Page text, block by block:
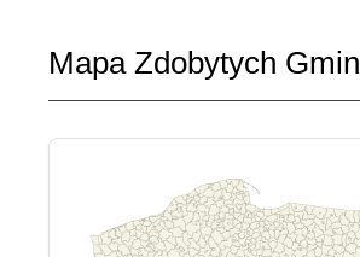
Mapa Zdobytych Gmin